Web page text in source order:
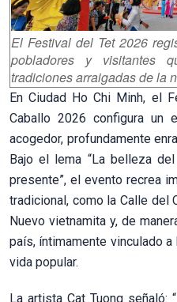
El Festival del Tet 2026
pobladores y visitantes
tradiciones arraigadas de la
En Ciudad Ho Chi Minh, el
Caballo 2026 configura un
acogedor, profundamente
Bajo el lema “La belleza
presente”, el evento recrea
tradicional, como la Calle del
Nuevo vietnamita y, de
país, íntimamente vinculado
vida popular.
La artista Cat Tuong señaló: